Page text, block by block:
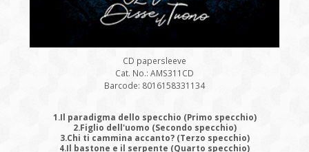
CD papersleeve
Cat. No.: AMS311CD
Barcode: 8016158331134
1.Il paradigma dello specchio (Primo specchio)
2.Figlio dell'uomo (Secondo specchio)
3.Chi ti cammina accanto? (Terzo specchio)
4.Il bastone e il serpente (Quarto specchio)